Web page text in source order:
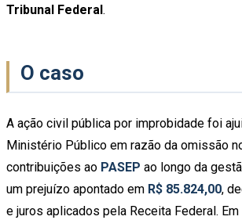
Tribunal Federal.
O caso
A ação civil pública por improbidade foi
Ministério Público em razão da omissão
contribuições ao PASEP ao longo da
um prejuízo apontado em R$ 85.824,00,
e juros aplicados pela Receita Federal.